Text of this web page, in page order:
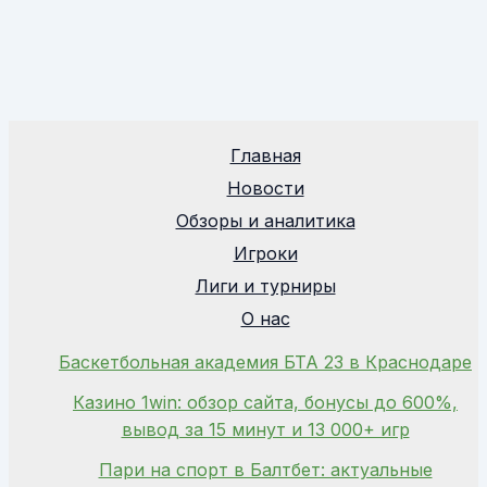
Главная
Новости
Обзоры и аналитика
Игроки
Лиги и турниры
О нас
Баскетбольная академия БТА 23 в Краснодаре
Казино 1win: обзор сайта, бонусы до 600%,
вывод за 15 минут и 13 000+ игр
Пари на спорт в Балтбет: актуальные